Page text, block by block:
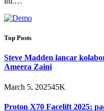
Top Posts
Steve Madden lancar
Ameera Zaini
March 5, 202545K
Proton X70 Facelift 2025: